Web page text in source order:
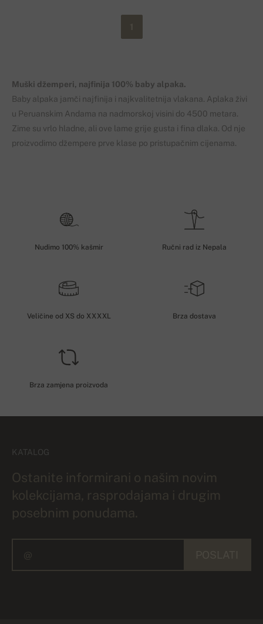
Muški džemperi, najfinija 100% baby alpaka.
Baby alpaka jamči najfinija i najkvalitetnija vlakana. Aplaka živi
u Peruanskim Andama na nadmorskoj visini do 4500 metara.
Zime su vrlo hladne, ali ove lame grije gusta i fina dlaka. Od nje
proizvodimo džempere prve klase po pristupačnim cijenama.
Nudimo 100% kašmir Ručni rad iz Nepala
Veličine od XS do XXXXL Brza dostava
Brza zamjena proizvoda
KATALOG
Ostanite informirani o našim novim
kolekcijama, rasprodajama i drugim
posebnim ponudama.